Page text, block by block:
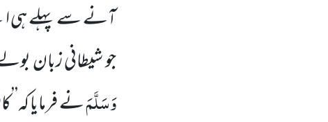
آنے سے پہلے ہی
جو شیطانی زبان
وَسَلَّمَنے فرمایا